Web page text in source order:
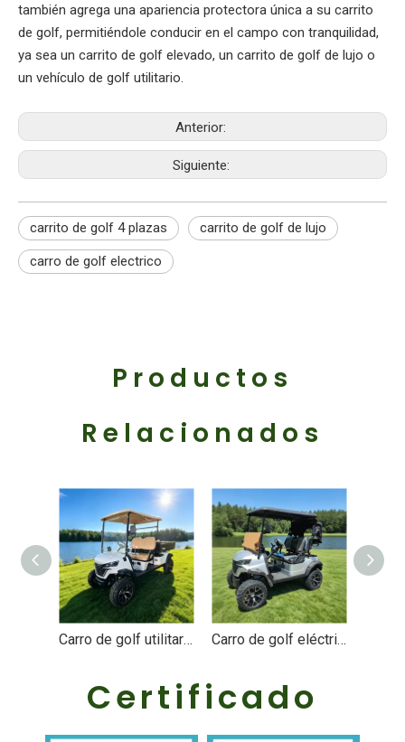
también agrega una apariencia protectora única a su carrito
de golf, permitiéndole conducir en el campo con tranquilidad,
ya sea un carrito de golf elevado, un carrito de golf de lujo o
un vehículo de golf utilitario.
Anterior:
Siguiente:
carrito de golf 4 plazas carrito de golf de lujo
carro de golf electrico
Productos
Relacionados
Carro de golf utilitario eléctrico todoterreno elevado con caja de carga - EG204DHCX Carro de golf eléctrico personalizado para 2 personas - EG202DK
Certificado